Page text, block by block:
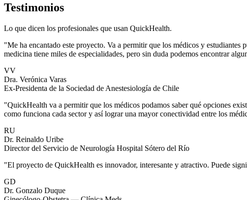
Testimonios
Lo que dicen los profesionales que usan QuickHealth.
"Me ha encantado este proyecto. Va a permitir que los médicos y estudiantes
medicina tiene miles de especialidades, pero sin duda podemos encontrar
VV
Dra. Verónica Varas
Ex-Presidenta de la Sociedad de Anestesiología de Chile
"QuickHealth va a permitir que los médicos podamos saber qué opciones
como funciona cada sector y así lograr una mayor conectividad entre los
RU
Dr. Reinaldo Uribe
Director del Servicio de Neurología Hospital Sótero del Río
"El proyecto de QuickHealth es innovador, interesante y atractivo. Puede
GD
Dr. Gonzalo Duque